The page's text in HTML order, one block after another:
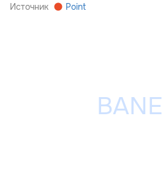
Источник Point